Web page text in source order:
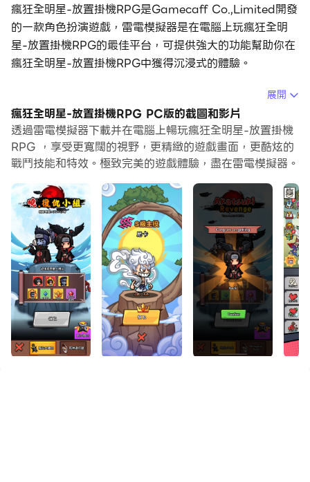
瘋狂全明星-放置掛機RPG是Gamecaff Co.,Limited開發
的一款角色扮演遊戲，雷電模擬器是在電腦上玩瘋狂全明
星-放置掛機RPG的最佳平台，可提供強大的功能幫助你在
瘋狂全明星-放置掛機RPG中獲得沉浸式的體驗。
當你在電腦上玩瘋狂全明星-放置掛機RPG的時候，作為一
個想要運行新帳號的初始玩家，多開和同步器功能對於首抽
是非常有用的。你可以使用他們去複製多個模擬器然後開始
同步過程。綁定您的帳號直到您抽到喜歡的英雄。
個很棒的選擇！運行同步器並錄製您的操作，然後即時地重
複主實例的操作。通過這樣做，您可以同時執行2個或更多
的帳戶。你可以總在其他人之前得到你想要的英雄！這要歸
功於更快的刷初始和更省時的召喚！現在就開始在電腦上下
載和玩瘋狂全明星-放置掛機RPG吧！
一群邪惡的怪物即將入侵家園，快帶領你的魔物抵禦怪物的
入侵。並通過收集裝備、技能和夥伴可以提升自己的實力。
最後，你需要與最終BOSS進行一場激烈的戰。你是否能夠
成為最強的魔物，抵抗怪物的入侵呢？快來挑戰這個充滿冒
展開
瘋狂全明星-放置掛機RPG PC版的截圖和影片
透過雷電模擬器下載并在電腦上暢玩瘋狂全明星-放置掛機
RPG ，享受更寬闊的視野，更精緻的遊戲畫面，更酷炫的
戰鬥技能和特效。極致完美的遊戲體驗，盡在雷電模擬器。